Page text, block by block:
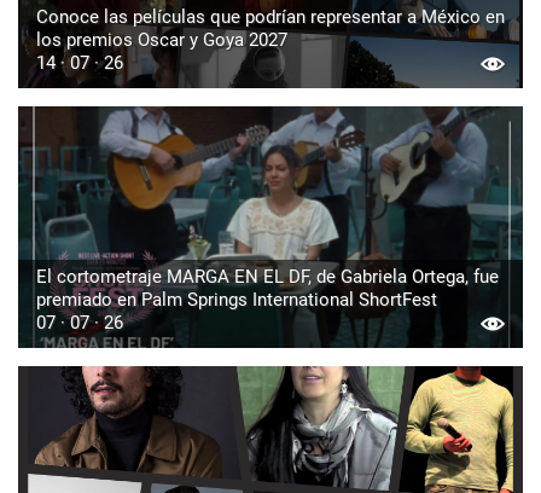
Conoce las películas que podrían representar a México en
los premios Oscar y Goya 2027
14 · 07 · 26
El cortometraje MARGA EN EL DF, de Gabriela Ortega, fue
premiado en Palm Springs International ShortFest
07 · 07 · 26